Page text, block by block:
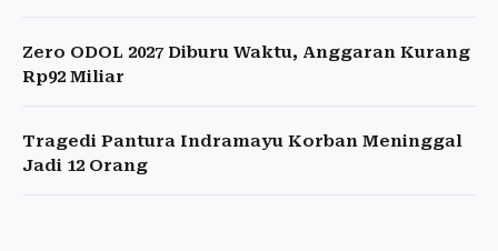
Zero ODOL 2027 Diburu Waktu, Anggaran Kurang
Rp92 Miliar
Tragedi Pantura Indramayu Korban Meninggal
Jadi 12 Orang